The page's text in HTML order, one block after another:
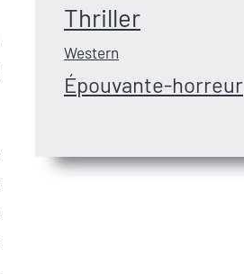
Thriller
Western
Épouvante-horreur